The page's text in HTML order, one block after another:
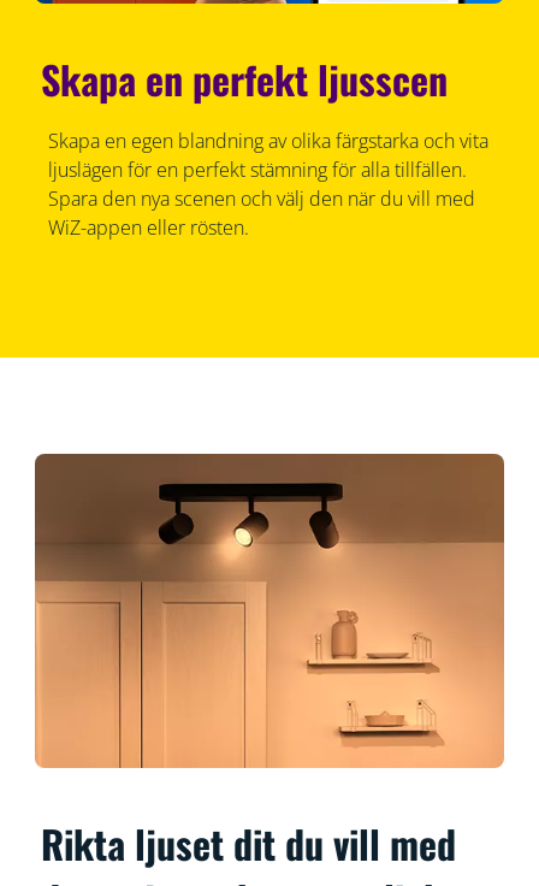
Skapa en perfekt ljusscen
Skapa en egen blandning av olika färgstarka och vita
ljuslägen för en perfekt stämning för alla tillfällen.
Spara den nya scenen och välj den när du vill med
WiZ-appen eller rösten.
Rikta ljuset dit du vill med